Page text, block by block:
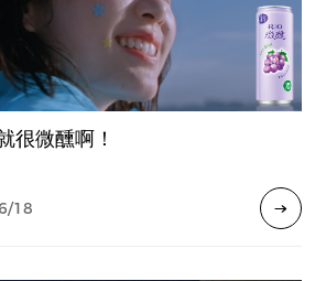
很微醺啊！
18